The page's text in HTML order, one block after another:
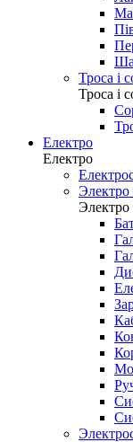
Троса і
Троса і
Електро
Електро